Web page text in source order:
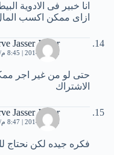
انا خبير فى الادوية
ازاى ممكن اكسب
Jasser Jasser
3 يناير، 2014 | 8:45 م
حتى لو من غير اجر
الاشتراك
Jasser Jasser
3 يناير، 2014 | 8:47 م
فكره جيده لكن